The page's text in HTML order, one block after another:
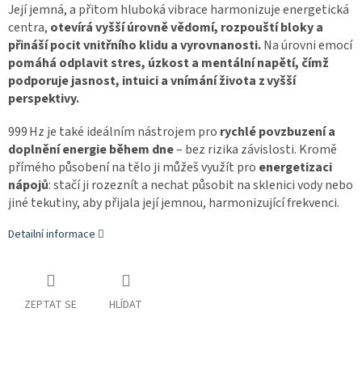
Její jemná, a přitom hluboká vibrace harmonizuje energetická
centra, otevírá vyšší úrovně vědomí, rozpouští bloky a
přináší pocit vnitřního klidu a vyrovnanosti.Na úrovni emocí
pomáhá odplavit stres, úzkost a mentální napětí, čímž
podporuje jasnost, intuici a vnímání života z vyšší
perspektivy.
999 Hz je také ideálním nástrojem pro rychlé povzbuzení a
doplnění energie během dne– bez rizika závislosti. Kromě
přímého působení na tělo ji můžeš využít pro energetizaci
nápojů: stačí ji rozeznít a nechat působit na sklenici vody nebo
jiné tekutiny, aby přijala její jemnou, harmonizující frekvenci.
Detailní informace
ZEPTAT SE HLÍDAT